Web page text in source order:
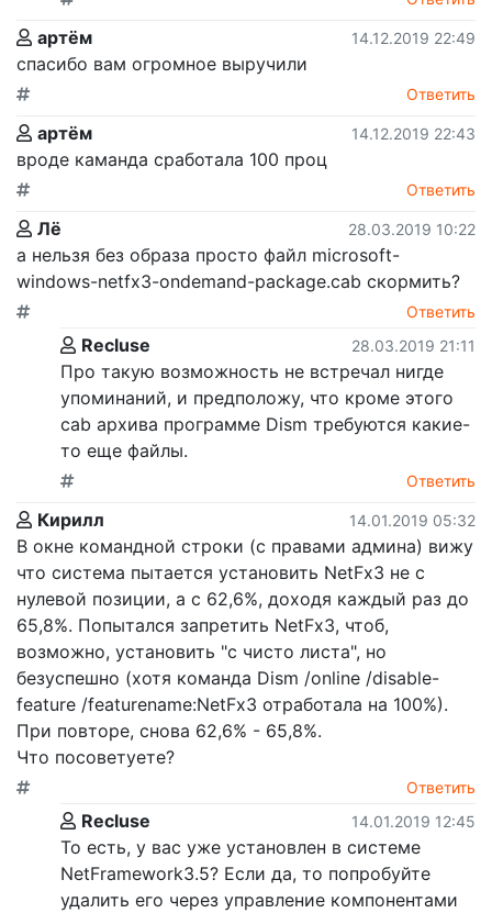
артём 14.12.2019 22:49
спасибо вам огромное выручили
Ответить
артём 14.12.2019 22:43
вроде каманда сработала 100 проц
Ответить
Лё 28.03.2019 10:22
а нельзя без образа просто файл microsoft-
windows-netfx3-ondemand-package.cab скормить?
Ответить
Recluse 28.03.2019 21:11
Про такую возможность не встречал нигде
упоминаний, и предположу, что кроме этого
cab архива программе Dism требуются какие-
то еще файлы.
Ответить
Кирилл 14.01.2019 05:32
В окне командной строки (с правами админа) вижу
что система пытается установить NetFx3 не с
нулевой позиции, а c 62,6%, доходя каждый раз до
65,8%. Попытался запретить NetFx3, чтоб,
возможно, установить "с чисто листа", но
безуспешно (хотя команда Dism /online /disable-
feature /featurename:NetFx3 отработала на 100%).
При повторе, снова 62,6% - 65,8%.
Что посоветуете?
Ответить
Recluse 14.01.2019 12:45
То есть, у вас уже установлен в системе
NetFramework3.5? Если да, то попробуйте
удалить его через управление компонентами